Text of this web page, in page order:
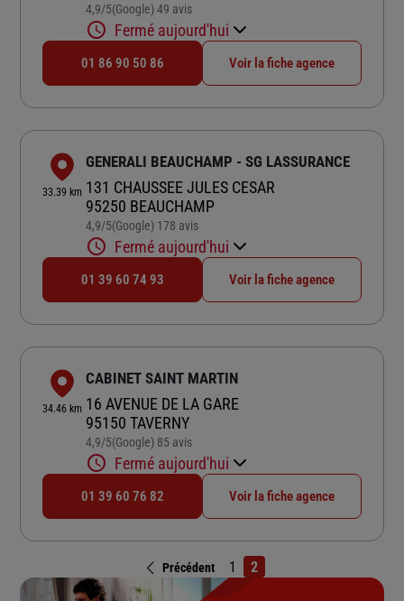
4,9/5Note de 4.9 sur 5
(Google) 49 avis
Fermé aujourd'hui
01 86 90 50 86 Voir la fiche agence
33.39 km
GENERALI BEAUCHAMP - SG LASSURANCE
131 CHAUSSEE JULES CESAR
95250 BEAUCHAMP
4,9/5Note de 4.9 sur 5
(Google) 178 avis
Fermé aujourd'hui
01 39 60 74 93 Voir la fiche agence
34.46 km
CABINET SAINT MARTIN
16 AVENUE DE LA GARE
95150 TAVERNY
4,9/5Note de 4.9 sur 5
(Google) 85 avis
Fermé aujourd'hui
01 39 60 76 82 Voir la fiche agence
Précédent 1 2